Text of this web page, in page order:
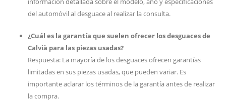
del automóvil al desguace al realizar la consulta.
¿Cuál es la garantía que suelen ofrecer los desguaces de
Calvià para las piezas usadas?
Respuesta: La mayoría de los desguaces ofrecen garantías
limitadas en sus piezas usadas, que pueden variar. Es
importante aclarar los términos de la garantía antes de realizar
la compra.